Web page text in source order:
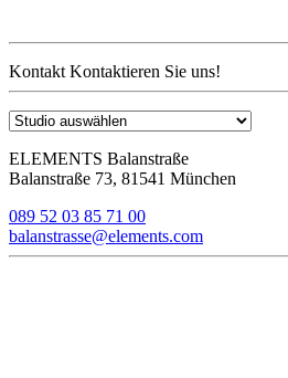
Kontakt Kontaktieren Sie uns!
ELEMENTS Balanstraße
Balanstraße 73, 81541 München
089 52 03 85 71 00
balanstrasse@elements.com